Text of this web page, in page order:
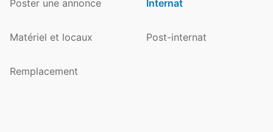
Poster une annonce Internat
Matériel et locaux Post-internat
Remplacement